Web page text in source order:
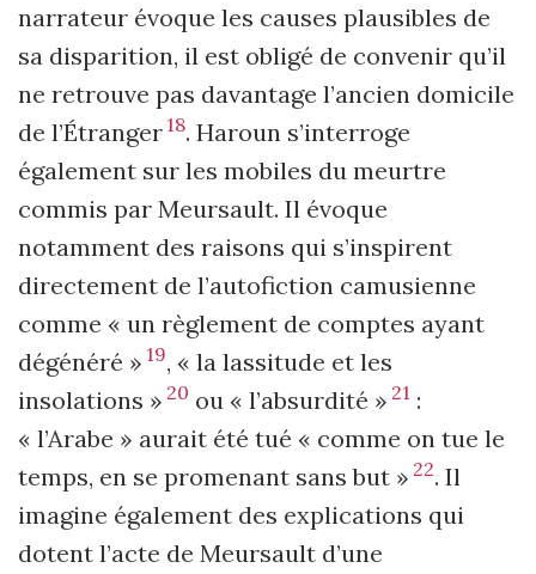
narrateur évoque les causes plausibles de
sa disparition, il est obligé de convenir qu’il
ne retrouve pas davantage l’ancien domicile
de l’Étranger 18. Haroun s’interroge
également sur les mobiles du meurtre
commis par Meursault. Il évoque
notamment des raisons qui s’inspirent
directement de l’autofiction camusienne
comme « un règlement de comptes ayant
dégénéré » 19, « la lassitude et les
insolations » 20 ou « l’absurdité » 21 :
« l’Arabe » aurait été tué « comme on tue le
temps, en se promenant sans but » 22. Il
imagine également des explications qui
dotent l’acte de Meursault d’une